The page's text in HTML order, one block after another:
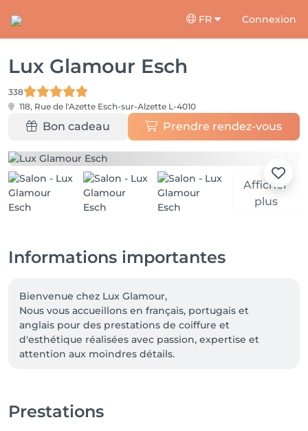
FR Connexion
Lux Glamour Esch
338
118, Rue de l'Azette Esch-sur-Alzette L-4010
Bon cadeau Prendre rendez-vous
Afficher
plus
Informations importantes
Bienvenue chez Lux Glamour,
Nous vous accueillons en français, portugais et
anglais pour des prestations de coiffure et
d'esthétique réalisées avec passion, expertise et
attention aux moindres détails.
Prestations